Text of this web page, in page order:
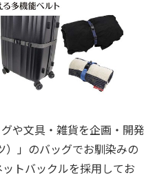
や文具・雑貨を企画・開発
）」のバッグでお馴染みの
トバックルを採用してお